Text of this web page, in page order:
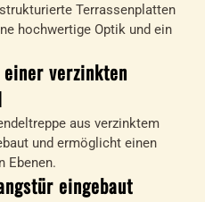
Terrassenplatten
hochwertige Optik und ein
verzinkten
aus verzinktem
und ermöglicht einen
Ebenen.
eingebaut